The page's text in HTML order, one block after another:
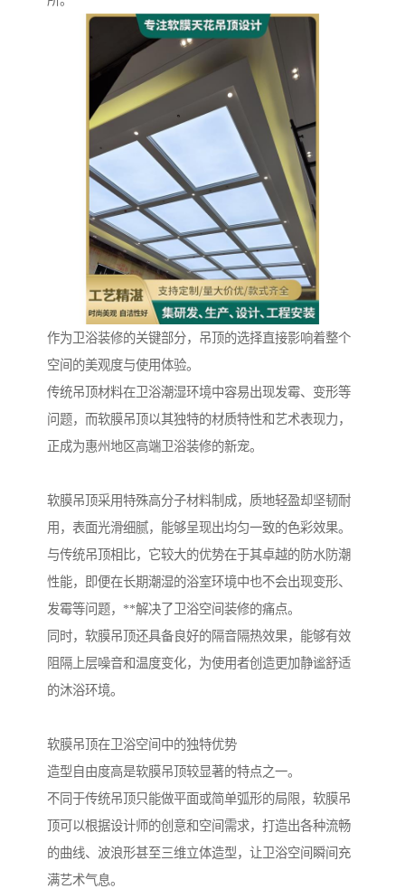
作为卫浴装修的关键部分，吊顶的选择直接影响着整个
空间的美观度与使用体验。
传统吊顶材料在卫浴潮湿环境中容易出现发霉、变形等
问题，而软膜吊顶以其独特的材质特性和艺术表现力，
正成为惠州地区高端卫浴装修的新宠。
软膜吊顶采用特殊高分子材料制成，质地轻盈却坚韧耐
用，表面光滑细腻，能够呈现出均匀一致的色彩效果。
与传统吊顶相比，它较大的优势在于其卓越的防水防潮
性能，即便在长期潮湿的浴室环境中也不会出现变形、
发霉等问题，**解决了卫浴空间装修的痛点。
同时，软膜吊顶还具备良好的隔音隔热效果，能够有效
阻隔上层噪音和温度变化，为使用者创造更加静谧舒适
的沐浴环境。
软膜吊顶在卫浴空间中的独特优势
造型自由度高是软膜吊顶较显著的特点之一。
不同于传统吊顶只能做平面或简单弧形的局限，软膜吊
顶可以根据设计师的创意和空间需求，打造出各种流畅
的曲线、波浪形甚至三维立体造型，让卫浴空间瞬间充
满艺术气息。